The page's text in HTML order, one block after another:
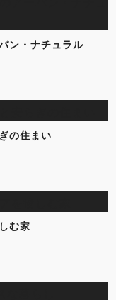
ン・ナチュラル
の住まい
む家